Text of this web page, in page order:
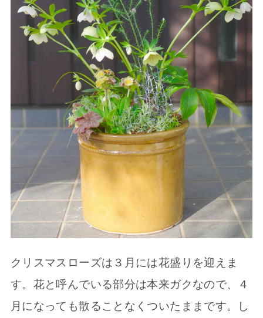
クリスマスローズは３月には花盛りを迎えま
す。花と呼んでいる部分は本来ガクなので、４
月になっても散ることなくついたままです。し